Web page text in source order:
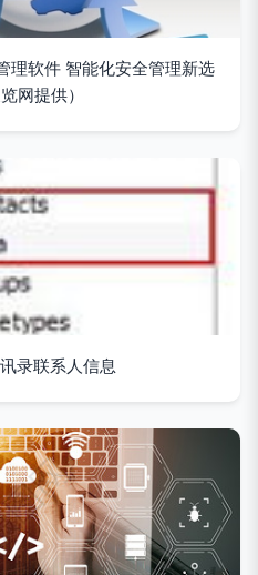
软件 智能化安全管理新选
网提供）
录联系人信息